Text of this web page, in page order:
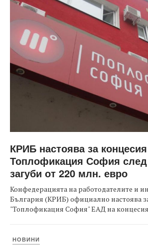
КРИБ настоява за
Топлофикация София
загуби от 220 млн. евро
Конфедерацията на работодателите и
България (КРИБ) официално настоява
"Топлофикация София" ЕАД на
НОВИНИ